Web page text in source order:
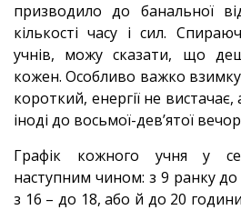
призводило до банальної
кількості часу і сил.
учнів, можу сказати, що
кожен. Особливо важко
короткий, енергії не
іноді до восьмої-дев’ятої
Графік кожного учня у
наступним чином: з 9 ранку
з 16 – до 18, або й до 20